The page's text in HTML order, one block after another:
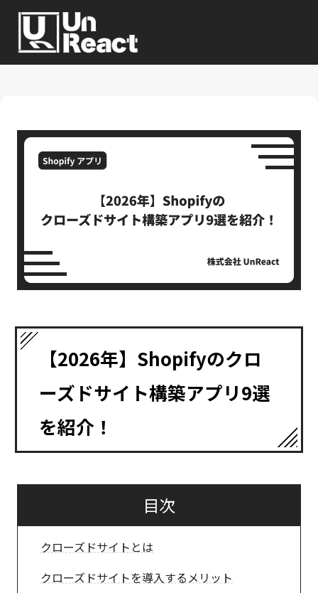
【2026年】Shopifyのクロ
ーズドサイト構築アプリ9選
を紹介！
目次
クローズドサイトとは
クローズドサイトを導入するメリット